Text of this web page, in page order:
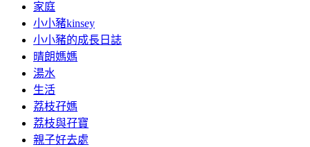
家庭
小小豬kinsey
小小豬的成長日誌
晴朗媽媽
湯水
生活
荔枝孖媽
荔枝與孖寶
親子好去處